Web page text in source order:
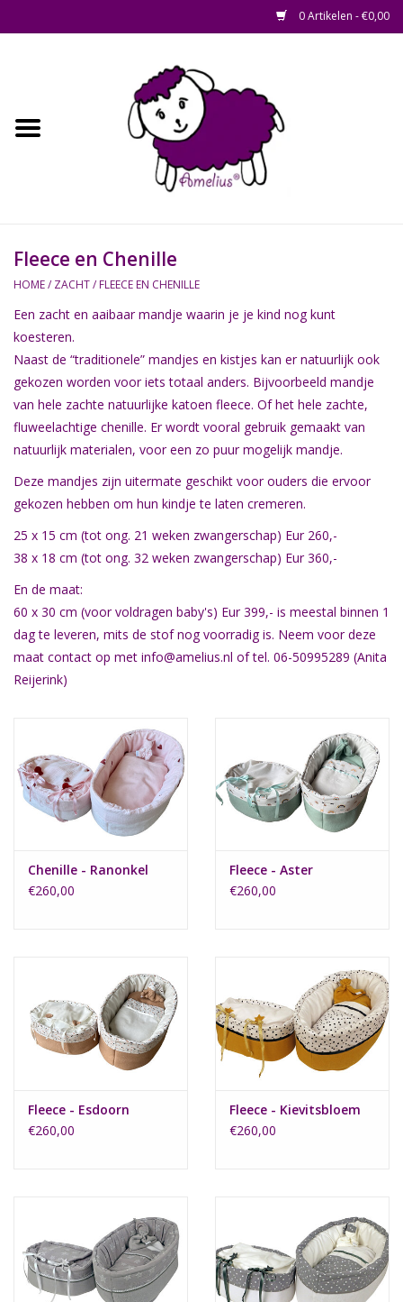
0 Artikelen - €0,00
Afscheid op maat
Waterhyacint
Hout
Watermethode /
Afscheidsbox
Natuurbegraven
Allerlei
Gepersonaliseerd
Vanaf 1 jaar
Over ons
Samenwerking
Scandinavië
Fleece en Chenille
HOME/ ZACHT/ FLEECE EN CHENILLE
Een zacht en aaibaar mandje waarin je je kind nog kunt
koesteren.
Naast de “traditionele” mandjes en kistjes kan er natuurlijk ook
gekozen worden voor iets totaal anders. Bijvoorbeeld mandje
van hele zachte natuurlijke katoen fleece. Of het hele zachte,
fluweelachtige chenille. Er wordt vooral gebruik gemaakt van
natuurlijk materialen, voor een zo puur mogelijk mandje.
Deze mandjes zijn uitermate geschikt voor ouders die ervoor
gekozen hebben om hun kindje te laten cremeren.
25 x 15 cm (tot ong. 21 weken zwangerschap) Eur 260,-
38 x 18 cm (tot ong. 32 weken zwangerschap) Eur 360,-
En de maat:
60 x 30 cm (voor voldragen baby's) Eur 399,- is meestal binnen 1
dag te leveren, mits de stof nog voorradig is. Neem voor deze
maat contact op met info@amelius.nl of tel. 06-50995289 (Anita
Reijerink)
Chenille - Ranonkel
€260,00
Fleece - Aster
€260,00
Fleece - Esdoorn
€260,00
Fleece - Kievitsbloem
€260,00